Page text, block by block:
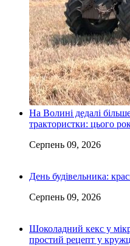
На Волині дедалі
трактористки: цього
Серпень 09, 2026
День будівельника:
Серпень 09, 2026
Шоколадний кекс у
простий рецепт у